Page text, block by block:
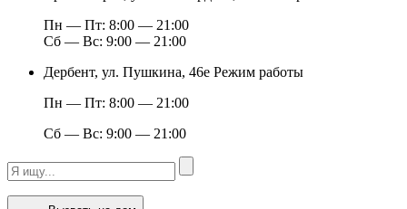
Пн — Пт: 8:00 — 21:00
Сб — Вс: 9:00 — 21:00
Дербент, ул. Пушкина, 46е Режим работы
Пн — Пт: 8:00 — 21:00
Сб — Вс: 9:00 — 21:00